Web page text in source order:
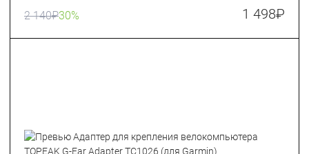
2 140₽30% 1 498₽